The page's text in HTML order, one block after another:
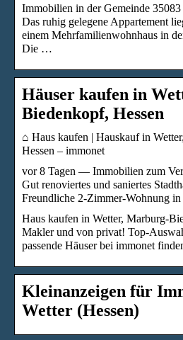
Immobilien in der Gemeinde
Das ruhig gelegene Appartement
einem Mehrfamilienwohnhaus in
Die …
Häuser kaufen in
Biedenkopf, Hessen
⌂ Haus kaufen | Hauskauf in
Hessen – immonet
vor 8 Tagen — Immobilien zum
Gut renoviertes und saniertes
Freundliche 2-Zimmer-Wohnung
Haus kaufen in Wetter, Marburg-
Makler und von privat! Top-
passende Häuser bei immonet
Kleinanzeigen für
Wetter (Hessen)